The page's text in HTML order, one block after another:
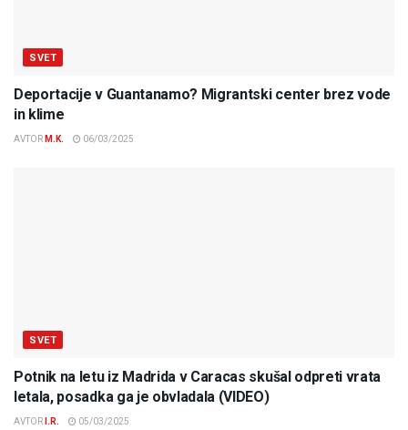
SVET
Deportacije v Guantanamo? Migrantski center brez vode
in klime
AVTOR M.K. 06/03/2025
SVET
Potnik na letu iz Madrida v Caracas skušal odpreti vrata
letala, posadka ga je obvladala (VIDEO)
AVTOR I.R. 05/03/2025